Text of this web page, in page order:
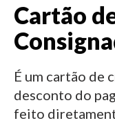
Cartão
É um cartão de
desconto do
feito